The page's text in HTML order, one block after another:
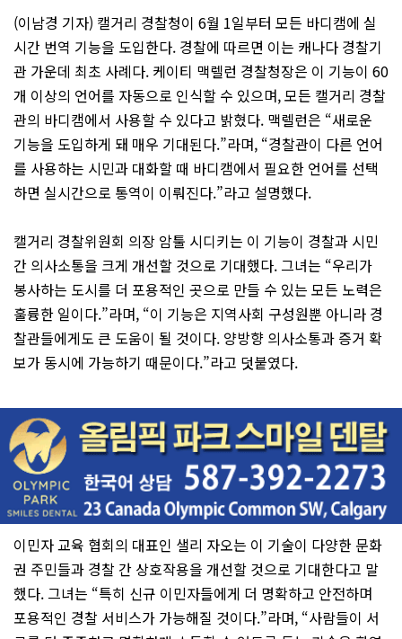
(이남경 기자) 캘거리 경찰청이 6월 1일부터 모든 바디캠에 실
시간 번역 기능을 도입한다. 경찰에 따르면 이는 캐나다 경찰기
관 가운데 최초 사례다. 케이티 맥렐런 경찰청장은 이 기능이 60
개 이상의 언어를 자동으로 인식할 수 있으며, 모든 캘거리 경찰
관의 바디캠에서 사용할 수 있다고 밝혔다. 맥렐런은 “새로운
기능을 도입하게 돼 매우 기대된다.”라며, “경찰관이 다른 언어
를 사용하는 시민과 대화할 때 바디캠에서 필요한 언어를 선택
하면 실시간으로 통역이 이뤄진다.”라고 설명했다.
캘거리 경찰위원회 의장 암툴 시디키는 이 기능이 경찰과 시민
간 의사소통을 크게 개선할 것으로 기대했다. 그녀는 “우리가
봉사하는 도시를 더 포용적인 곳으로 만들 수 있는 모든 노력은
훌륭한 일이다.”라며, “이 기능은 지역사회 구성원뿐 아니라 경
찰관들에게도 큰 도움이 될 것이다. 양방향 의사소통과 증거 확
보가 동시에 가능하기 때문이다.”라고 덧붙였다.
이민자 교육 협회의 대표인 샐리 자오는 이 기술이 다양한 문화
권 주민들과 경찰 간 상호작용을 개선할 것으로 기대한다고 말
했다. 그녀는 “특히 신규 이민자들에게 더 명확하고 안전하며
포용적인 경찰 서비스가 가능해질 것이다.”라며, “사람들이 서